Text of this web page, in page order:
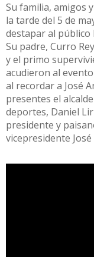
Su familia, amigos
la tarde del 5 de
destapar al público
Su padre, Curro
y el primo
acudieron al
al recordar a José
presentes el
deportes, Daniel
presidente y
vicepresidente